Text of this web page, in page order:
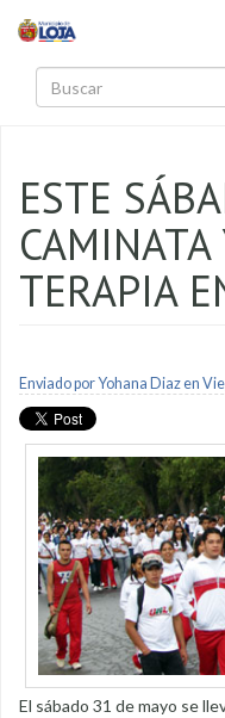
ESTE
TERAPIA
Enviado porYohana Diazen
El sábado 31 de mayo se